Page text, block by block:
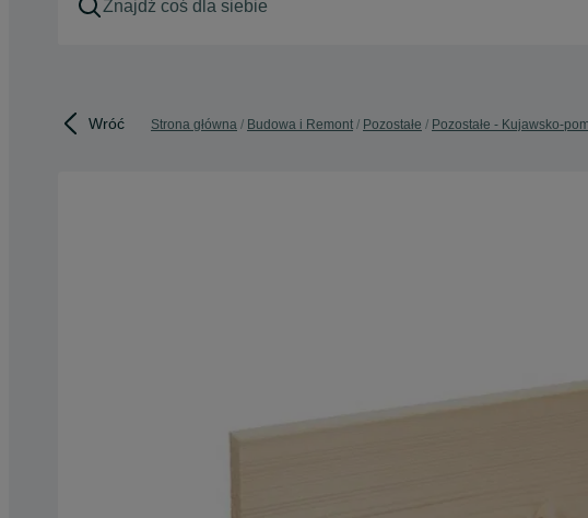
Wróć Strona główna Budowa i Remont Pozostałe Pozostałe - Kujawsko-